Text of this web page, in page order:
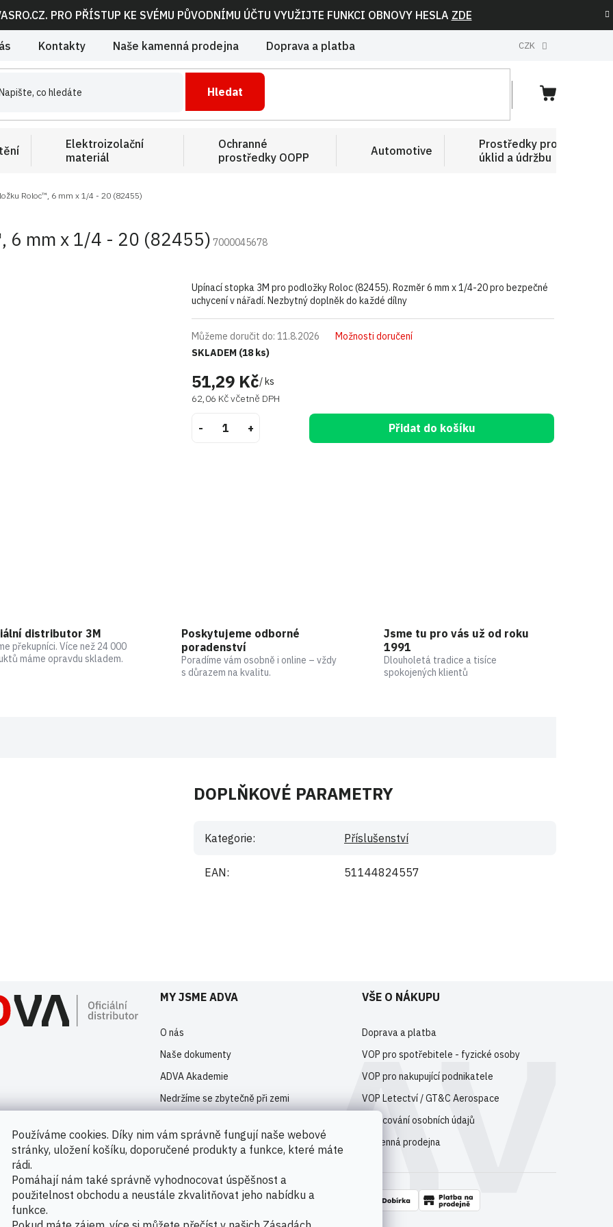
Používáme cookies. Díky nim vám správně fungují naše webové
stránky, uložení košíku, doporučené produkty a funkce, které máte
rádi.
Pomáhají nám také správně vyhodnocovat úspěšnost a
použitelnost obchodu a neustále zkvalitňovat jeho nabídku a
funkce.
PRO PŘÍSTUP KE SVÉMU PŮVODNÍMU ÚČTU VYUŽIJTE FUNKCI OBNOVY HESLA ZDE
Kontakty Naše kamenná prodejna Doprava a platba CZK
Hledat
NÁKUPNÍ
Elektroizolační
materiál
Ochranné
prostředky OOPP
Automotive
Prostředky pro
úklid a údržbu
Roloc™, 6 mm x 1/4 - 20 (82455)
6 mm x 1/4 - 20 (82455) 7000045678
51,29 Kč/ ks
62,06 Kč včetně DPH
SKLADEM (18 ks)
Můžeme doručit do: 11.8.2026 Možnosti doručení
Přidat do košíku
Upínací stopka 3M pro podložky Roloc (82455). Rozměr 6 mm x 1/4-20 pro bezpečné
uchycení v nářadí. Nezbytný doplněk do každé dílny
distributor 3M
překupníci. Více než 24 000
máme opravdu skladem.
Poskytujeme odborné
poradenství
Poradíme vám osobně i online – vždy
s důrazem na kvalitu.
Jsme tu pro vás už od roku
1991
Dlouholetá tradice a tisíce
spokojených klientů
DOPLŇKOVÉ PARAMETRY
Kategorie: Příslušenství
EAN: 51144824557
MY JSME ADVA
O nás
Naše dokumenty
ADVA Akademie
Nedržíme se zbytečně při zemi
Novinky
VŠE O NÁKUPU
Doprava a platba
VOP pro spotřebitele - fyzické osoby
VOP pro nakupující podnikatele
VOP Letectví / GT&C Aerospace
Zpracování osobních údajů
Kamenná prodejna
Možnosti platby